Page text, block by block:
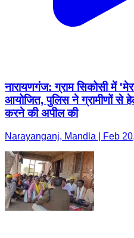
नारायणगंज: ग्राम सिकोसी में
आयोजित, पुलिस ने ग्रामीणों से
करने की अपील की
Narayanganj, Mandla | Feb